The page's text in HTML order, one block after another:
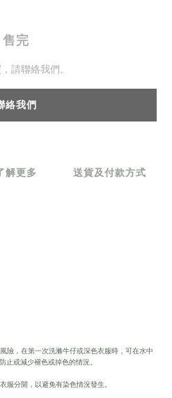
售完
請聯絡我們。
絡我們
解更多 送貨及付款方式
險，在第一次洗滌牛仔或深色衣服時，可在水中
或減少褪色或掉色的情況。
服分開，以避免有染色情況發生。